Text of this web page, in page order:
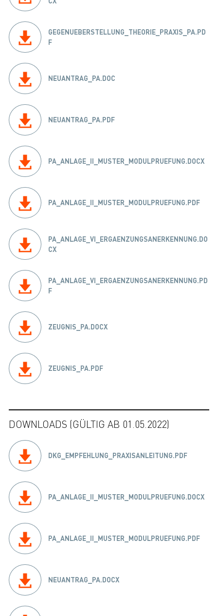
GEGENUEBERSTELLUNG_THEORIE_PRAXIS_PA.PD
F
NEUANTRAG_PA.DOC
NEUANTRAG_PA.PDF
PA_ANLAGE_II_MUSTER_MODULPRUEFUNG.DOCX
PA_ANLAGE_II_MUSTER_MODULPRUEFUNG.PDF
PA_ANLAGE_VI_ERGAENZUNGSANERKENNUNG.DO
CX
PA_ANLAGE_VI_ERGAENZUNGSANERKENNUNG.PD
F
ZEUGNIS_PA.DOCX
ZEUGNIS_PA.PDF
DOWNLOADS (GÜLTIG AB 01.05.2022)
DKG_EMPFEHLUNG_PRAXISANLEITUNG.PDF
PA_ANLAGE_II_MUSTER_MODULPRUEFUNG.DOCX
PA_ANLAGE_II_MUSTER_MODULPRUEFUNG.PDF
NEUANTRAG_PA.DOCX